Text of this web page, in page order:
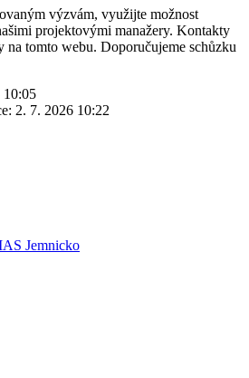
výzvám, využijte možnost
projektovými manažery. Kontakty
na tomto webu. Doporučujeme schůzku
10:05
2. 7. 2026 10:22
Jemnicko